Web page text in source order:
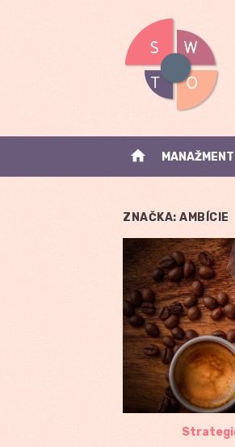
home MANAŽMENT
ZNAČKA: AMBÍCIE